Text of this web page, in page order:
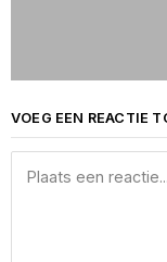
VOEG EEN REACTIE